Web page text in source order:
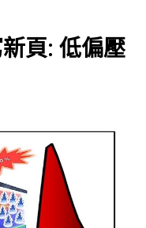
頁: 低偏壓